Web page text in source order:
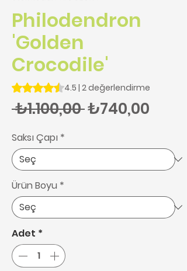
Philodendron
'Golden
Crocodile'
2 değerlendirmeye göre beş yıldız
4.5 | 2 değerlendirme
₺1.100,00 Normal Fiyat
₺740,00
Saksı Çapı *
Ürün Boyu *
Adet *